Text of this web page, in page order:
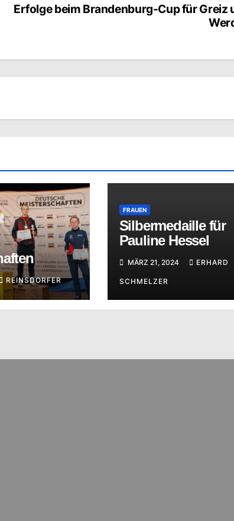
Erfolge beim Brandenburg-Cup für Greiz
REINSDORFER
FRAUEN
Silbermedaille für
Pauline Hessel
MÄRZ 21, 2024 ERHARD
SCHMELZER